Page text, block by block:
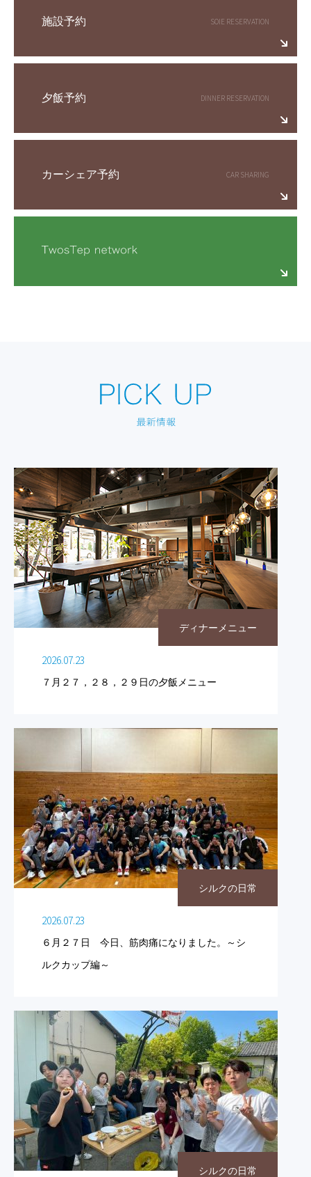
施設予約
夕飯予約
カーシェア予約
ディナーメニュー
2026.07.23
７月２７，２８，２９日の夕飯メニュー
シルクの日常
2026.07.23
６月２７日 今日、筋肉痛になりました。～シ
ルクカップ編～
シルクの日常